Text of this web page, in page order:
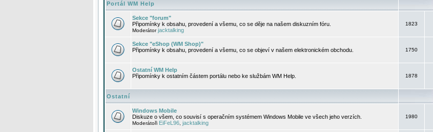
Portál WM Help
Sekce "forum"
Připomínky k obsahu, provedení a všemu, co se děje na našem diskuzním fóru.
Moderátorjacktalking
1823
Sekce "eShop (WM Shop)"
Připomínky k obsahu, provedení a všemu, co se objeví v našem elektronickém obchodu.
1750
Ostatní WM Help
Připomínky k ostatním částem portálu nebo ke službám WM Help.
1878
Ostatní
Windows Mobile
Diskuze o všem, co souvisí s operačním systémem Windows Mobile ve všech jeho verzích.
Moderátoři EiFeL96 jacktalking
1980